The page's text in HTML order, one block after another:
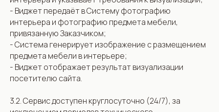
- Виджет передаёт в Систему фотографию
интерьера и фотографию предмета мебели,
привязанную Заказчиком;
- Система генерирует изображение с размещением
предмета мебели в интерьере;
- Виджет отображает результат визуализации
посетителю сайта.
3.2. Сервис доступен круглосуточно (24/7), за